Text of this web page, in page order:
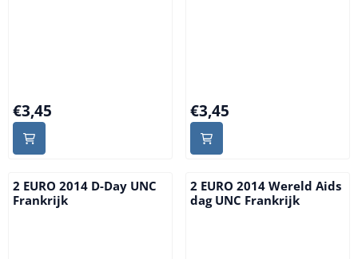
Prijs: 3,45
€3,45 Prijs: 3,45
€3,45
2 EURO 2014 D-Day UNC
Frankrijk
2 EURO 2014 Wereld Aids
dag UNC Frankrijk